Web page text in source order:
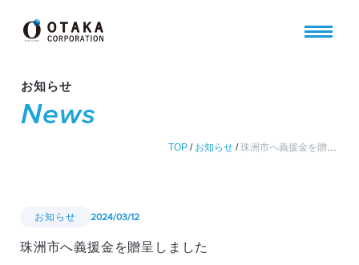
お知らせ
News
TOP / お知らせ /珠洲市へ義援金を贈呈しました
お知らせ 2024/03/12
珠洲市へ義援金を贈呈しました